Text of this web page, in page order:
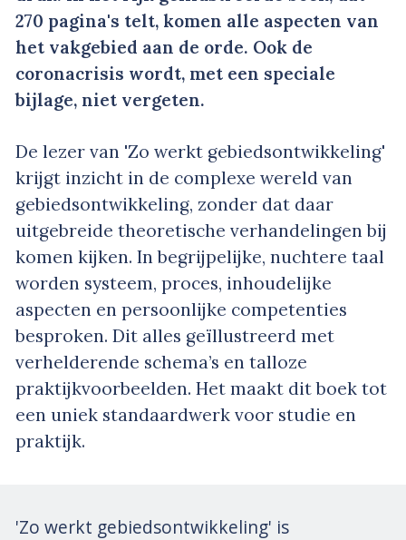
270 pagina's telt, komen alle aspecten van
het vakgebied aan de orde. Ook de
coronacrisis wordt, met een speciale
bijlage, niet vergeten.
De lezer van 'Zo werkt gebiedsontwikkeling'
krijgt inzicht in de complexe wereld van
gebiedsontwikkeling, zonder dat daar
uitgebreide theoretische verhandelingen bij
komen kijken. In begrijpelijke, nuchtere taal
worden systeem, proces, inhoudelijke
aspecten en persoonlijke competenties
besproken. Dit alles geïllustreerd met
verhelderende schema’s en talloze
praktijkvoorbeelden. Het maakt dit boek tot
een uniek standaardwerk voor studie en
praktijk.
'Zo werkt gebiedsontwikkeling' is